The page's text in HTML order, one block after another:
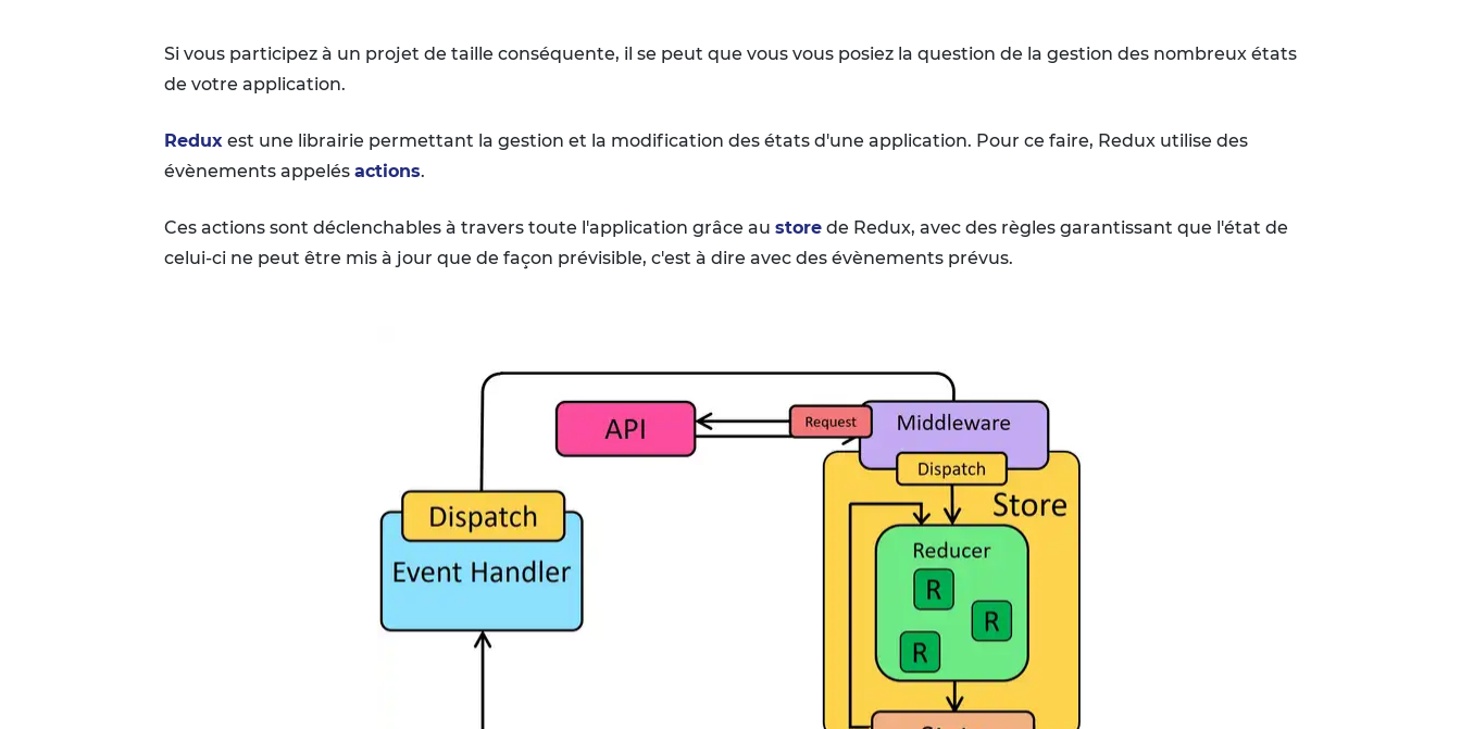
Si vous participez à un projet de taille conséquente, il se peut que vous vous posiez la question de la gestion des nombreux états
de votre application.
Reduxest une librairie permettant la gestion et la modification des états d'une application. Pour ce faire, Redux utilise des
évènements appelés actions.
Ces actions sont déclenchables à travers toute l'application grâce au storede Redux, avec des règles garantissant que l'état de
celui-ci ne peut être mis à jour que de façon prévisible, c'est à dire avec des évènements prévus.